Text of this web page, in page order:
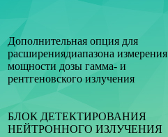
Дополнительная опция для
расширениядиапазона измерения
мощности дозы гамма- и
рентгеновского излучения
БЛОК ДЕТЕКТИРОВАНИЯ
НЕЙТРОННОГО ИЗЛУЧЕНИЯ